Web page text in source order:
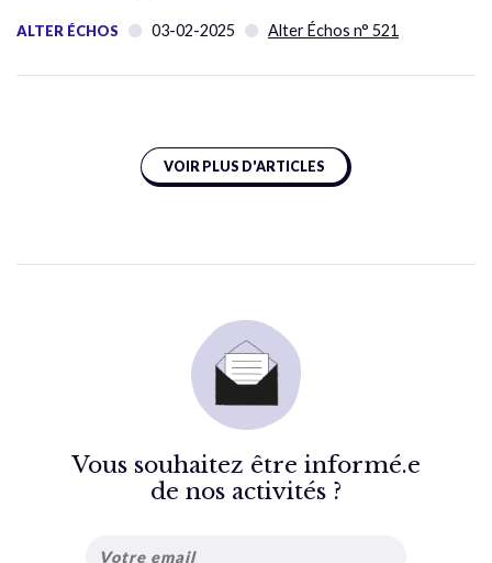
ALTER ÉCHOS 03-02-2025 Alter Échos n° 521
VOIR PLUS D'ARTICLES
Vous souhaitez être informé.e
de nos activités ?